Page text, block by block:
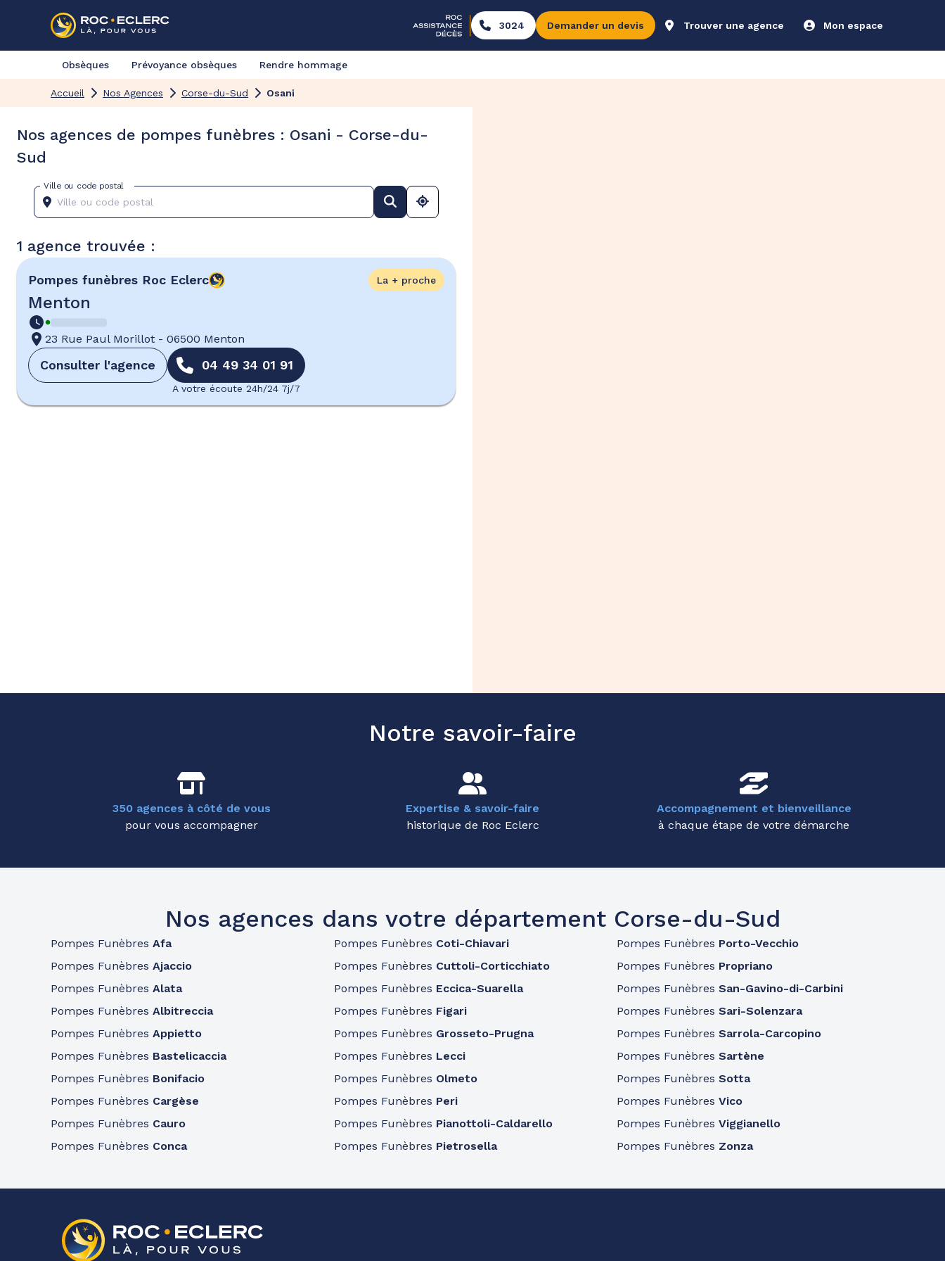
3024 Demander un devis Trouver une agence Mon espace
Obsèques Prévoyance obsèques Rendre hommage
Accueil Nos Agences Corse-du-Sud Osani
Nos agences de pompes funèbres : Osani - Corse-du-
Sud
Ville ou code postal
1 agence trouvée :
Pompes funèbres Roc Eclerc
Menton
La + proche
23 Rue Paul Morillot - 06500 Menton
Consulter l'agence 04 49 34 01 91
A votre écoute 24h/24 7j/7
Notre savoir-faire
350 agences à côté de vous
pour vous accompagner
Expertise & savoir-faire
historique de Roc Eclerc
Accompagnement et bienveillance
à chaque étape de votre démarche
Nos agences dans votre département Corse-du-Sud
Pompes Funèbres Afa
Pompes Funèbres Ajaccio
Pompes Funèbres Alata
Pompes Funèbres Albitreccia
Pompes Funèbres Appietto
Pompes Funèbres Bastelicaccia
Pompes Funèbres Bonifacio
Pompes Funèbres Cargèse
Pompes Funèbres Cauro
Pompes Funèbres Conca
Pompes Funèbres Coti-Chiavari
Pompes Funèbres Cuttoli-Corticchiato
Pompes Funèbres Eccica-Suarella
Pompes Funèbres Figari
Pompes Funèbres Grosseto-Prugna
Pompes Funèbres Lecci
Pompes Funèbres Olmeto
Pompes Funèbres Peri
Pompes Funèbres Pianottoli-Caldarello
Pompes Funèbres Pietrosella
Pompes Funèbres Porto-Vecchio
Pompes Funèbres Propriano
Pompes FunèbresSan-Gavino-di-Carbini
Pompes FunèbresSari-Solenzara
Pompes FunèbresSarrola-Carcopino
Pompes FunèbresSartène
Pompes FunèbresSotta
Pompes FunèbresVico
Pompes FunèbresViggianello
Pompes Funèbres Zonza